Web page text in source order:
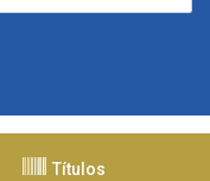
Títulos